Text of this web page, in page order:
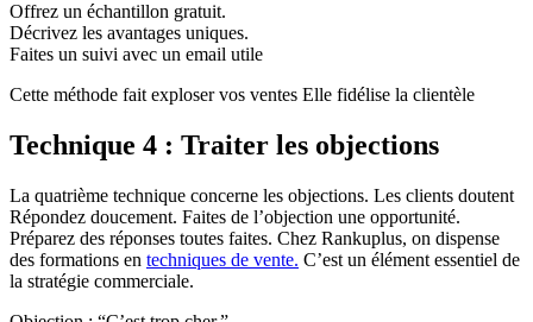
Offrez un échantillon gratuit.
Décrivez les avantages uniques.
Faites un suivi avec un email utile
Cette méthode fait exploser vos ventes Elle fidélise la clientèle
Technique 4 : Traiter les objections
La quatrième technique concerne les objections. Les clients doutent
Répondez doucement. Faites de l’objection une opportunité.
Préparez des réponses toutes faites. Chez Rankuplus, on dispense
des formations en techniques de vente. C’est un élément essentiel de
la stratégie commerciale.